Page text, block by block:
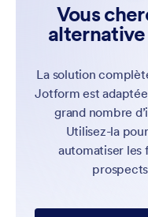
Vous
alternative
La solution
Jotform est
grand nombre
Utilisez-la
automatiser les